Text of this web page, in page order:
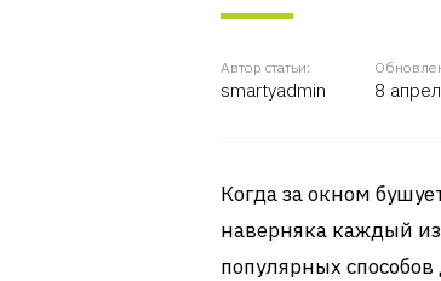
Автор статьи:
smartyadmin 8
Когда за окном
наверняка каждый
популярных